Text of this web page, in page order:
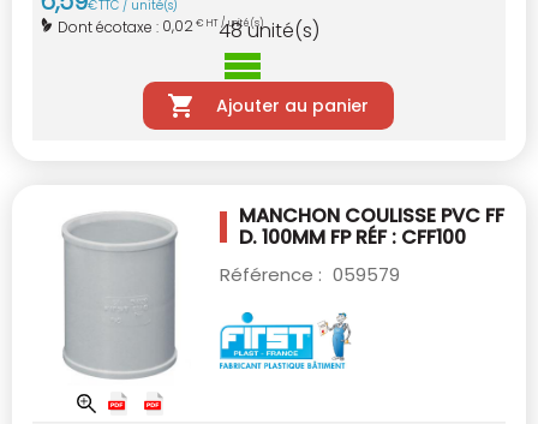
€TTC / unité(s)
Dont écotaxe : 0,02€ HT / unité(s)
48unité(s)
Ajouter au panier
MANCHON COULISSE PVC FF
D. 100MM FP RÉF : CFF100
Référence : 059579